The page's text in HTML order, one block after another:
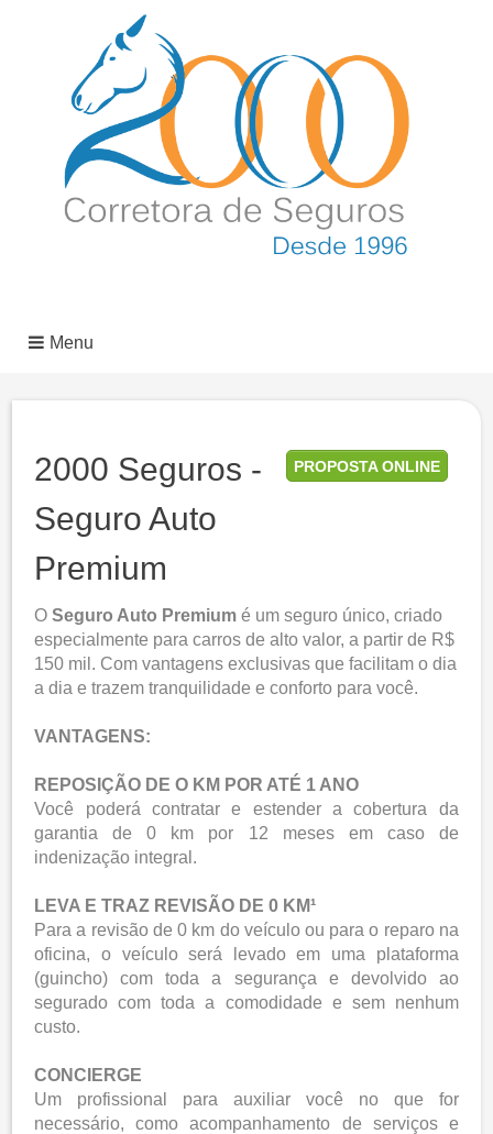
Menu
PROPOSTA ONLINE
2000 Seguros -
Seguro Auto
Premium
OSeguro Auto Premium é um seguro único, criado
especialmente para carros de alto valor, a partir de R$
150 mil. Com vantagens exclusivas que facilitam o dia
a dia e trazem tranquilidade e conforto para você.
VANTAGENS:
REPOSIÇÃO DE O KM POR ATÉ 1 ANO
Você poderá contratar e estender a cobertura da
garantia de 0 km por 12 meses em caso de
indenização integral.
LEVA E TRAZ REVISÃO DE 0 KM¹
Para a revisão de 0 km do veículo ou para o reparo na
oficina, o veículo será levado em uma plataforma
(guincho) com toda a segurança e devolvido ao
segurado com toda a comodidade e sem nenhum
custo.
CONCIERGE
Um profissional para auxiliar você no que for
necessário, como acompanhamento de serviços e